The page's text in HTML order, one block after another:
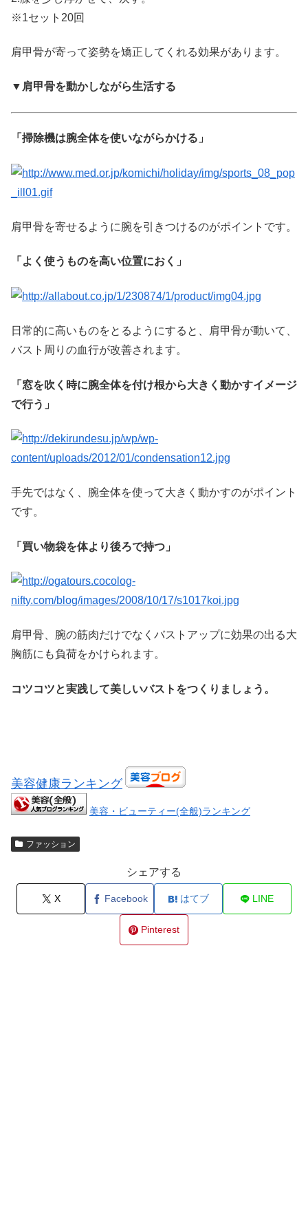
※1セット20回
肩甲骨が寄って姿勢を矯正してくれる効果があります。
▼肩甲骨を動かしながら生活する
掃除機は腕全体を使いながらかける
肩甲骨を寄せるように腕を引きつけるのがポイントです。
よく使うものを高い位置におく
日常的に高いものをとるようにすると、肩甲骨が動いて、
バスト周りの血行が改善されます。
窓を吹く時に腕全体を付け根から大きく動かすイメージ
で行う
手先ではなく、腕全体を使って大きく動かすのがポイント
です。
買い物袋を体より後ろで持つ
肩甲骨、腕の筋肉だけでなくバストアップに効果の出る大
胸筋にも負荷をかけられます。
コツコツと実践して美しいバストをつくりましょう。
美容健康ランキング
美容・ビューティー(全般)ランキング
ファッション
シェアする
X Facebook はてブ LINE
Pinterest